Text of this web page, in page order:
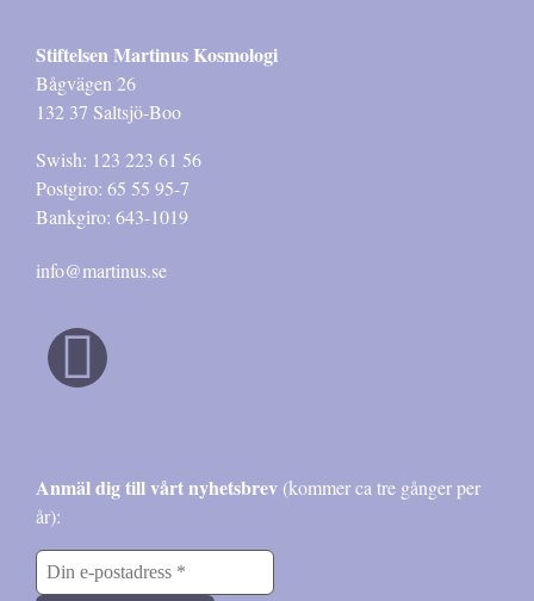
Stiftelsen Martinus Kosmologi
Bågvägen 26
132 37 Saltsjö-Boo
Swish: 123 223 61 56
Postgiro: 65 55 95-7
Bankgiro: 643-1019
info@martinus.se
Anmäl dig till vårt nyhetsbrev (kommer ca tre gånger per
år):